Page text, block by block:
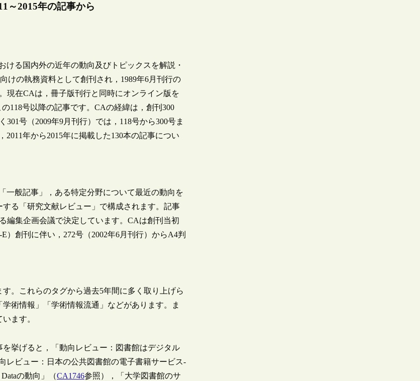
～2015年の記事から
る国内外の近年の動向及びトピックスを解説・
けの執務資料として創刊され，1989年6月刊行の
現在CAは，冊子版刊行と同時にオンライン版を
118号以降の記事です。CAの経緯は，創刊300
号（2009年9月刊行）では，118号から300号ま
2011年から2015年に掲載した130本の記事につい
般記事」，ある特定分野について最近の動向を
る「研究文献レビュー」で構成されます。記事
編集企画会議で決定しています。CAは創刊当初
創刊に伴い，272号（2002年6月刊行）からA4判
。これらのタグから過去5年間に多く取り上げら
術情報」「学術情報流通」などがあります。ま
ます。
挙げると，「動向レビュー：図書館はデジタル
レビュー：日本の公共図書館の電子書籍サービス-
の動向」（CA1746参照），「大学図書館のサ